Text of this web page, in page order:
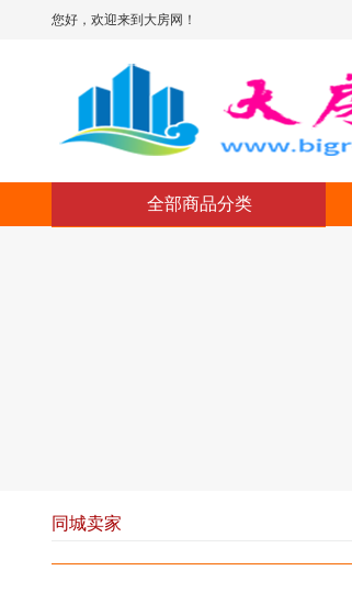
您好，欢迎来到大房网！
全部商品分类
同城卖家